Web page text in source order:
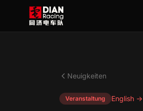
Neuigkeiten
Veranstaltung English →